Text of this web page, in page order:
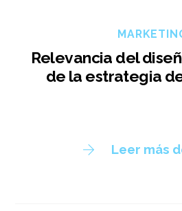
Relevancia del
de la estrategia
Leer más